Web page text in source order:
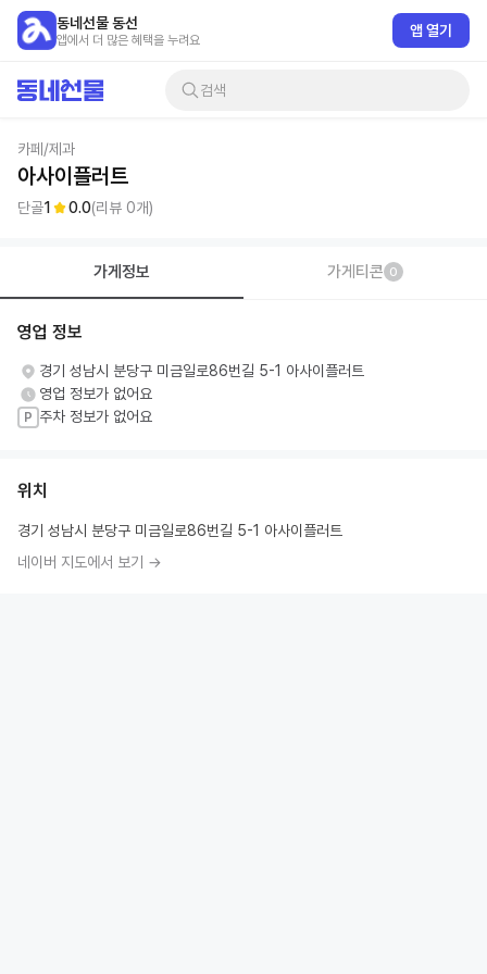
동네선물 동선
앱에서 더 많은 혜택을 누려요
앱 열기
검색
카페/제과
아사이플러트
단골1 0.0(리뷰 0개)
가게정보 가게티콘 0
영업 정보
경기 성남시 분당구 미금일로86번길 5-1 아사이플러트
영업 정보가 없어요
P 주차 정보가 없어요
위치
경기 성남시 분당구 미금일로86번길 5-1 아사이플러트
네이버 지도에서 보기 →